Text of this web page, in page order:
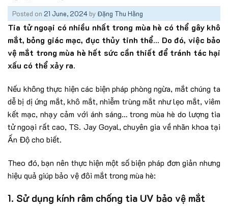
Posted on 21 June, 2024 byĐặng Thu Hằng
Tia tử ngoại có nhiều nhất trong mùa hè có thể gây khô
mắt, bỏng giác mạc, đục thủy tinh thể… Do đó, việc bảo
vệ mắt trong mùa hè hết sức cần thiết để tránh tác hại
xấu có thể xảy ra.
Nếu không thực hiện các biện pháp phòng ngừa, mắt chúng ta
dễ bị dị ứng mắt, khô mắt, nhiễm trùng mắt như lẹo mắt, viêm
kết mạc, nhạy cảm với ánh sáng… trong mùa hè do lượng tia
tử ngoại rất cao, TS. Jay Goyal, chuyên gia về nhãn khoa tại
Ấn Độ cho biết.
Theo đó, bạn nên thực hiện một số biện pháp đơn giản nhưng
hiệu quả giúp bảo vệ đôi mắt trong mùa hè:
1. Sử dụng kính râm chống tia UV bảo vệ mắt